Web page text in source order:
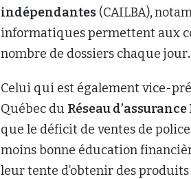
indépendantes (CAILBA),
informatiques permettent aux
nombre de dossiers chaque jour.
Celui qui est également vice-
Québec du Réseau
que le déficit de ventes de
moins bonne éducation
leur tente d’obtenir des